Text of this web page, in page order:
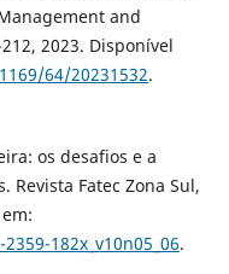
and
2023. Disponível
64/20231532.
os desafios e a
Revista Fatec Zona Sul,
182x_v10n05_06.